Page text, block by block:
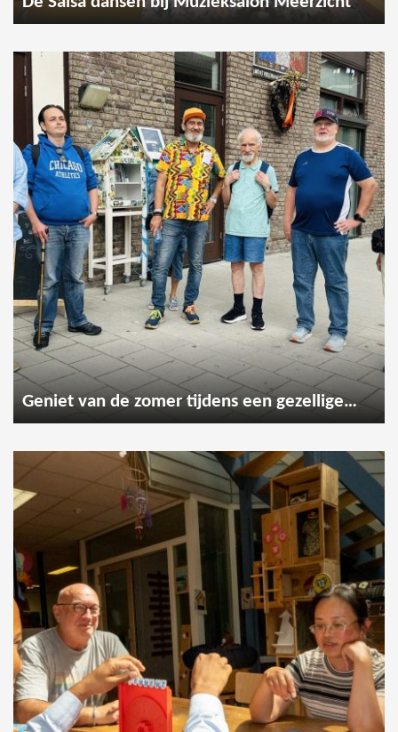
Geniet van de zomer tijdens een gezellige wandeling